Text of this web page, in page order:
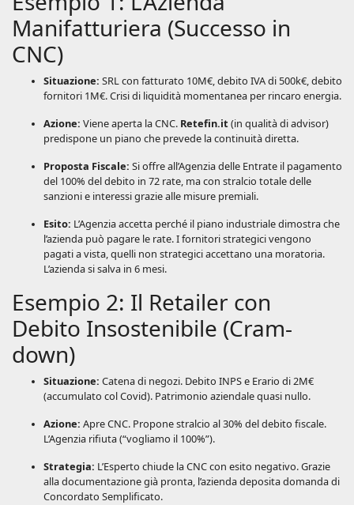
Manifatturiera (Successo in
CNC)
Situazione: SRL con fatturato 10M€, debito IVA di 500k€, debito
fornitori 1M€. Crisi di liquidità momentanea per rincaro energia.
Azione: Viene aperta la CNC. Retefin.it (in qualità di advisor)
predispone un piano che prevede la continuità diretta.
Proposta Fiscale: Si offre all’Agenzia delle Entrate il pagamento
del 100% del debito in 72 rate, ma con stralcio totale delle
sanzioni e interessi grazie alle misure premiali.
Esito: L’Agenzia accetta perché il piano industriale dimostra che
l’azienda può pagare le rate. I fornitori strategici vengono
pagati a vista, quelli non strategici accettano una moratoria.
L’azienda si salva in 6 mesi.
Esempio 2: Il Retailer con
Debito Insostenibile (Cram-
down)
Situazione: Catena di negozi. Debito INPS e Erario di 2M€
(accumulato col Covid). Patrimonio aziendale quasi nullo.
Azione: Apre CNC. Propone stralcio al 30% del debito fiscale.
L’Agenzia rifiuta (“vogliamo il 100%”).
Strategia: L’Esperto chiude la CNC con esito negativo. Grazie
alla documentazione già pronta, l’azienda deposita domanda di
Concordato Semplificato.